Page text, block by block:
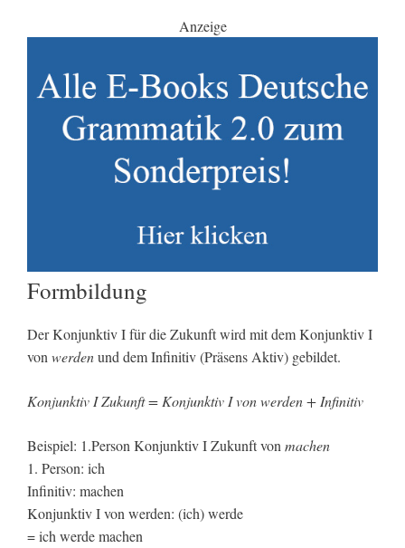
Anzeige
Formbildung
Der Konjunktiv I für die Zukunft wird mit dem Konjunktiv I
von werdenund dem Infinitiv (Präsens Aktiv) gebildet.
Konjunktiv I Zukunft = Konjunktiv I vonwerden+ Infinitiv
Beispiel: 1.Person Konjunktiv I Zukunft von machen
1. Person: ich
Infinitiv: machen
Konjunktiv I von werden: (ich) werde
= ich werde machen